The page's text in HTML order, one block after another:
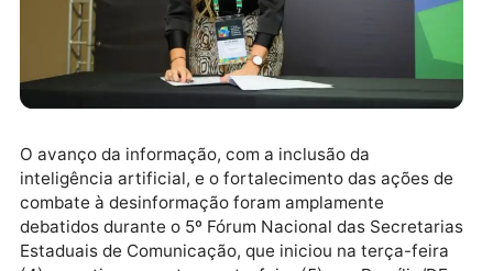
O avanço da informação, com a inclusão da